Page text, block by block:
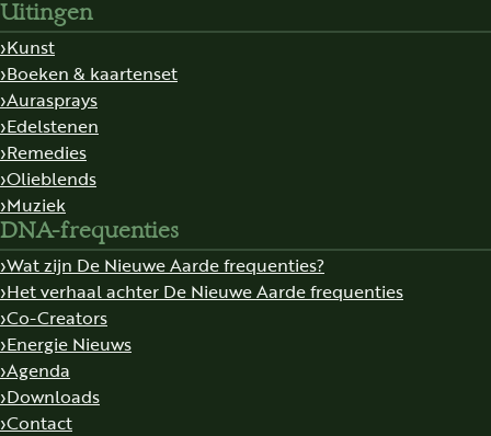
Uitingen
Kunst
Boeken & kaartenset
Aurasprays
Edelstenen
Remedies
Olieblends
Muziek
DNA-frequenties
Wat zijn De Nieuwe Aarde frequenties?
Het verhaal achter De Nieuwe Aarde frequenties
Co-Creators
Energie Nieuws
Agenda
Downloads
Contact